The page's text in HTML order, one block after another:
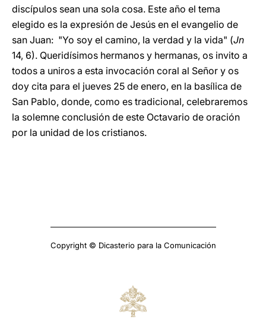
discípulos sean una sola cosa. Este año el tema
elegido es la expresión de Jesús en el evangelio de
san Juan: "Yo soy el camino, la verdad y la vida" (Jn
14, 6). Queridísimos hermanos y hermanas, os invito a
todos a uniros a esta invocación coral al Señor y os
doy cita para el jueves 25 de enero, en la basílica de
San Pablo, donde, como es tradicional, celebraremos
la solemne conclusión de este Octavario de oración
por la unidad de los cristianos.
Copyright © Dicasterio para la Comunicación